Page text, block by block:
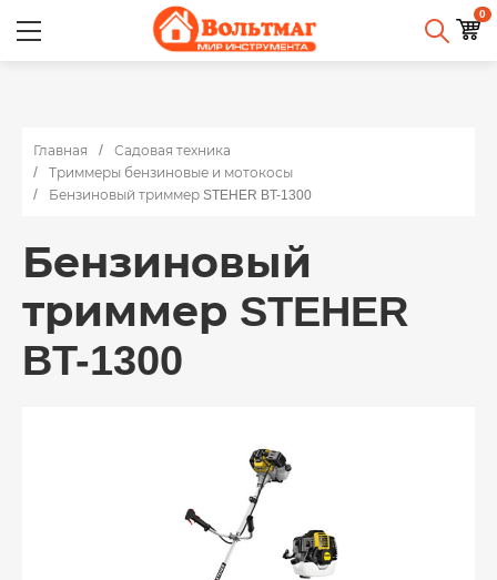
0
Главная
Садовая техника
Триммеры бензиновые и мотокосы
Бензиновый триммер STEHER BT-1300
Бензиновый
триммер STEHER
BT-1300